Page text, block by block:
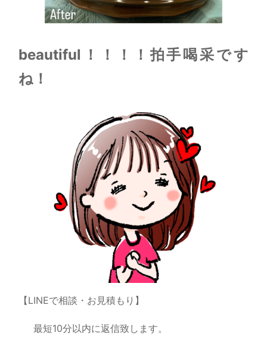
beautiful！！！！拍手喝采です
ね！
【LINEで相談・お見積もり】
最短10分以内に返信致します。